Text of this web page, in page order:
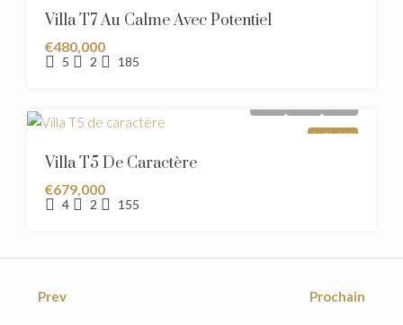
Villa T7 Au Calme Avec Potentiel
€480,000
5 2 185
À VENDRE
Villa T5 De Caractère
€679,000
4 2 155
Prev Prochain